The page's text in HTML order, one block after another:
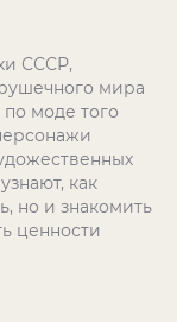
СССР,
мира
моде того
как
но и знакомить
ценности